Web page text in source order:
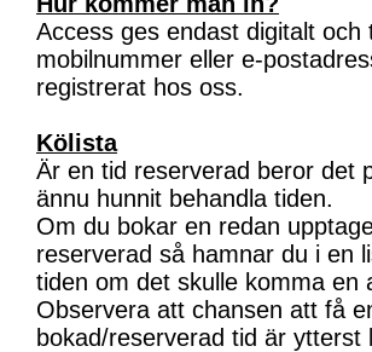
Access ges endast digitalt och
mobilnummer eller e-
registrerat hos oss.
Kölista
Är en tid reserverad beror det
ännu hunnit behandla tiden.
Om du bokar en redan
reserverad så hamnar du i en
tiden om det skulle komma en
Observera att chansen att få
bokad/reserverad tid är ytterst